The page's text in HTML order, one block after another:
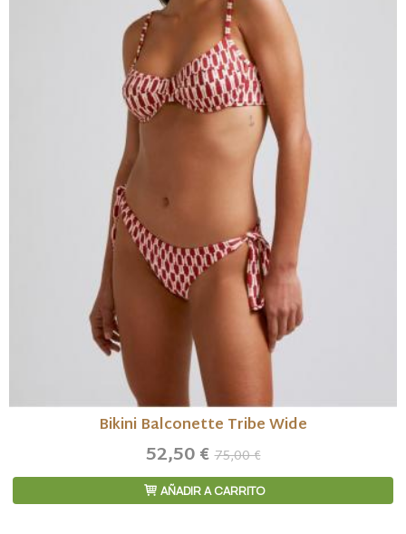
Bikini Balconette Tribe Wide
52,50 €75,00 €
AÑADIR A CARRITO